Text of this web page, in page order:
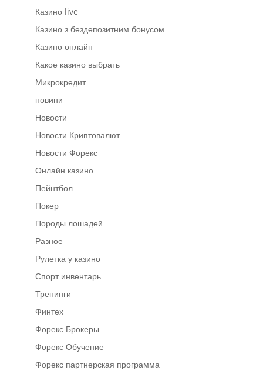
Казино live
Казино з бездепозитним бонусом
Казино онлайн
Какое казино выбрать
Микрокредит
новини
Новости
Новости Криптовалют
Новости Форекс
Онлайн казино
Пейнтбол
Покер
Породы лошадей
Разное
Рулетка у казино
Спорт инвентарь
Тренинги
Финтех
Форекс Брокеры
Форекс Обучение
Форекс партнерская программа